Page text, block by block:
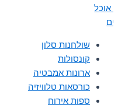
אוכל
שולחנות סלון
קונסולות
ארונות אמבטיה
כורסאות טלוויזיה
ספות אירוח